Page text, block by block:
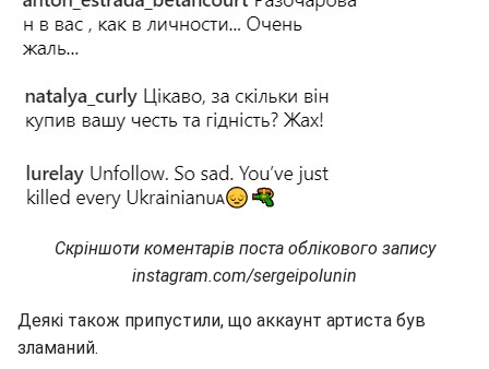
Скріншоти коментарів поста облікового запису
instagram.com/sergeipolunin
Деякі також припустили, що аккаунт артиста був
зламаний.